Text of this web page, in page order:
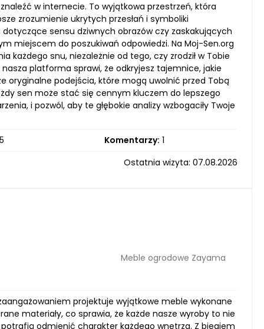
w internecie. To wyjątkowa przestrzeń, która
zrozumienie ukrytych przesłań i symboliki
sensu dziwnych obrazów czy zaskakujących
miejscem do poszukiwań odpowiedzi. Na Moj-Sen.org
każdego snu, niezależnie od tego, czy zrodził w Tobie
platforma sprawi, że odkryjesz tajemnice, jakie
oryginalne podejścia, które mogą uwolnić przed Tobą
sen może stać się cennym kluczem do lepszego
i pozwól, aby te głębokie analizy wzbogaciły Twoje
Komentarzy: 1
Ostatnia wizyta: 07.08.2026
Meble ogrodowe Zayama
projektuje wyjątkowe meble wykonane
materiały, co sprawia, że każde nasze wyroby to nie
odmienić charakter każdego wnętrza. Z biegiem